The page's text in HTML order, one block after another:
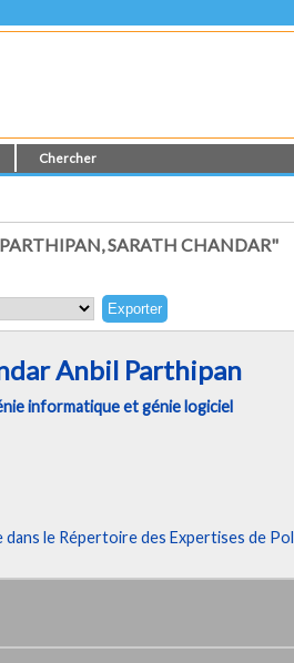
Chercher
SARATH CHANDAR"
Anbil Parthipan
informatique et génie logiciel
dans le Répertoire des Expertises de